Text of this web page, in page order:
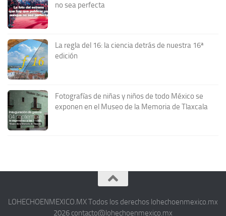
no sea perfecta
La regla del 16: la ciencia detrás de nuestra 16ª
edición
Fotografías de niñas y niños de todo México se
exponen en el Museo de la Memoria de Tlaxcala
LOHECHOENMEXICO.MX Todos los derechos lohechoenmexico.mx
2026 contacto@lohechoenmexico.mx